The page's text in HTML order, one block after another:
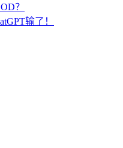
？
输了！